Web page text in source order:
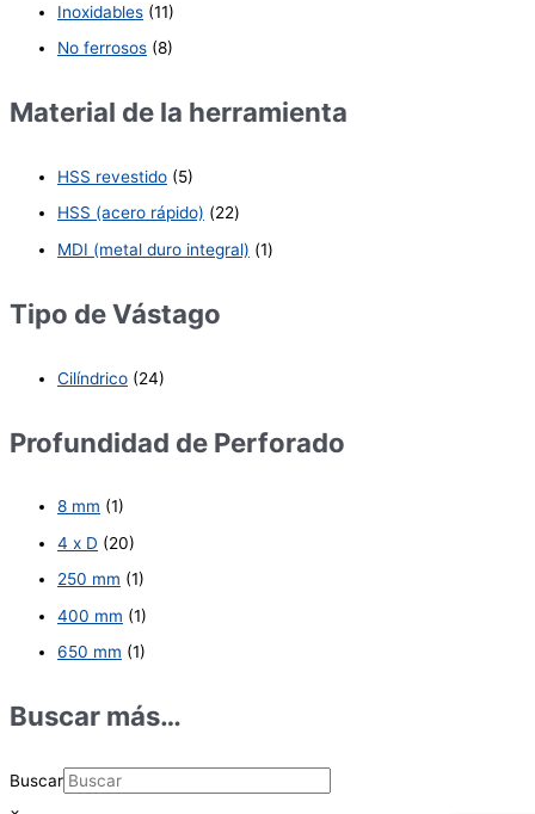
Inoxidables (11)
No ferrosos (8)
Material de la herramienta
HSS revestido (5)
HSS (acero rápido) (22)
MDI (metal duro integral) (1)
Tipo de Vástago
Cilíndrico (24)
Profundidad de Perforado
8 mm (1)
4 x D (20)
250 mm (1)
400 mm (1)
650 mm (1)
Buscar más…
Buscar